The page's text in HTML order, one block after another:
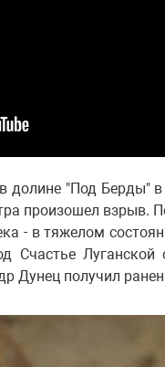
долине "Под Берды"
произошел взрыв.
- в тяжелом
Счастье Луганской
Дунец получил